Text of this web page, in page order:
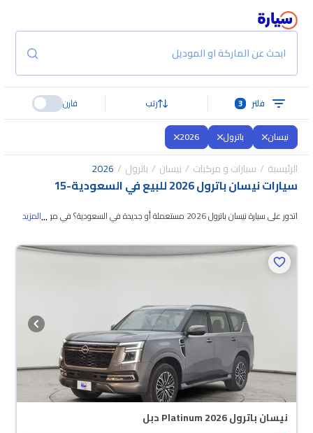
ابحث عن الماركة او الموديل
فلتر 3 رتب قارن
نيسان باترول 2026
الرئيسية سيارات و مركبات نيسان باترول 2026
سيارات نيسان باترول 2026 للبيع في السعودية -
15
اتدور على سيارة نيسان باترول 2026 مستعملة أو جديدة في السعودية؟ في موقع
نيسان باترول 2026 المستعملة مضمونة ومفحوصة بأكثر من 200 نقطة وتقدر
...المزيد
نيسان باترول Platinum 2026 دبل